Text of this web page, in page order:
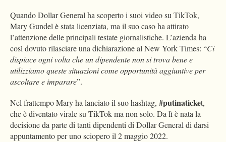
Quando Dollar General ha scoperto i suoi video su TikTok,
Mary Gundel è stata licenziata, ma il suo caso ha attirato
l’attenzione delle principali testate giornalistiche. L’azienda ha
così dovuto rilasciare una dichiarazione al New York Times: “Ci
dispiace ogni volta che un dipendente non si trova bene e
utilizziamo queste situazioni come opportunità aggiuntive per
ascoltare e imparare”.
Nel frattempo Mary ha lanciato il suo hashtag, #putinaticket,
che è diventato virale su TikTok ma non solo. Da lì è nata la
decisione da parte di tanti dipendenti di Dollar General di darsi
appuntamento per uno sciopero il 2 maggio 2022.